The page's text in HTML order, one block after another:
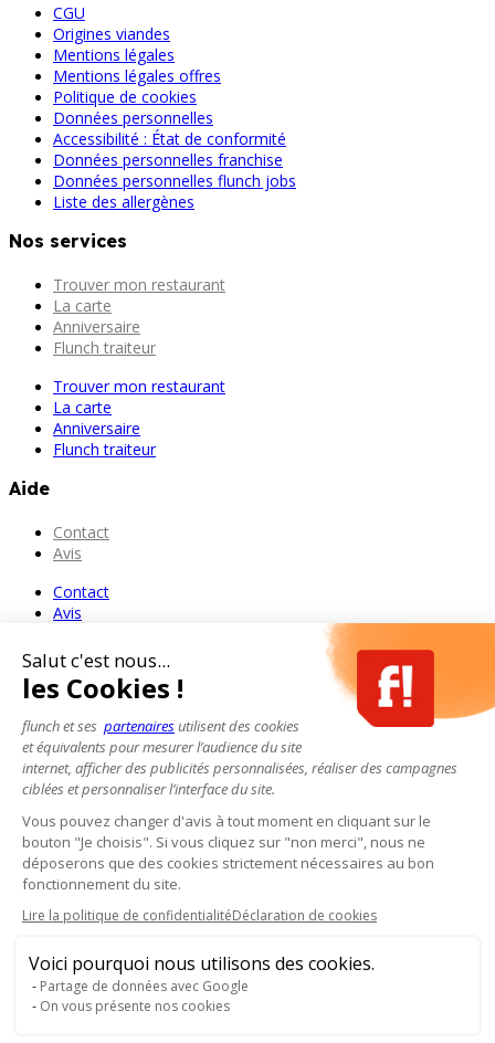
CGU
Origines viandes
Mentions légales
Mentions légales offres
Politique de cookies
Données personnelles
Accessibilité : État de conformité
Données personnelles franchise
Données personnelles flunch jobs
Liste des allergènes
Nos services
Trouver mon restaurant
La carte
Anniversaire
Flunch traiteur
Trouver mon restaurant
La carte
Anniversaire
Flunch traiteur
Aide
Contact
Avis
Contact
Avis
Salut c'est nous...
les Cookies !
flunch et ses partenairesutilisent des cookies
et équivalents pour mesurer l’audience du site
internet, afficher des publicités personnalisées, réaliser des campagnes
ciblées et personnaliser l’interface du site.
Vous pouvez changer d'avis à tout moment en cliquant sur le
bouton "Je choisis". Si vous cliquez sur "non merci", nous ne
déposerons que des cookies strictement nécessaires au bon
fonctionnement du site.
Lire la politique de confidentialitéDéclaration de cookies
Voici pourquoi nous utilisons des cookies.
Partage de données avec Google
On vous présente nos cookies